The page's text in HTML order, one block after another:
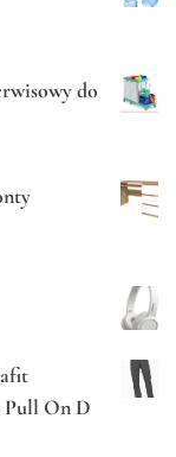
do
Pull On D